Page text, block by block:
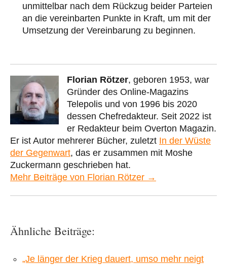
unmittelbar nach dem Rückzug beider Parteien
an die vereinbarten Punkte in Kraft, um mit der
Umsetzung der Vereinbarung zu beginnen.
Florian Rötzer, geboren 1953, war
Gründer des Online-Magazins
Telepolis und von 1996 bis 2020
dessen Chefredakteur. Seit 2022 ist
er Redakteur beim Overton Magazin.
Er ist Autor mehrerer Bücher, zuletzt In der Wüste
der Gegenwart, das er zusammen mit Moshe
Zuckermann geschrieben hat.
Mehr Beiträge von Florian Rötzer →
Ähnliche Beiträge:
„Je länger der Krieg dauert, umso mehr neigt